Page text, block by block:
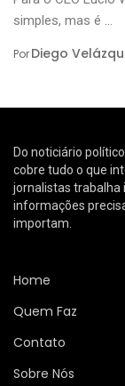
simples, mas é ...
PorDiego
Do noticiário
cobre tudo o que
jornalistas trabalha
informações
importam.
Home
Quem Faz
Contato
Sobre Nós